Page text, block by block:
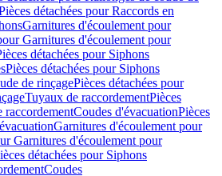
détachées pour Raccords en
Garnitures d'écoulement pour
Garnitures d'écoulement pour
détachées pour Siphons
Pièces détachées pour Siphons
de rinçagePièces détachées pour
Tuyaux de raccordementPièces
raccordementCoudes d'évacuationPièces
Garnitures d'écoulement pour
Garnitures d'écoulement pour
détachées pour Siphons
Coudes